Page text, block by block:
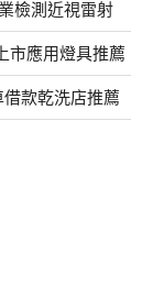
檢測近視雷射
市應用燈具推薦
款乾洗店推薦